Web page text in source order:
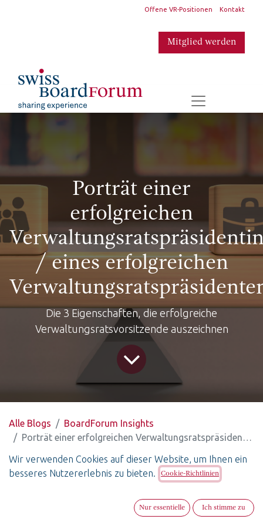
Offene VR-Positionen Kontakt
Mitglied werden
Porträt einer
erfolgreichen
/ eines erfolgreichen
Die 3 Eigenschaften, die erfolgreiche
Verwaltungsratsvorsitzende auszeichnen
Alle Blogs
BoardForum Insights
Porträt einer erfolgreichen Verwaltungsratspräsidentin / eines erfolgreichen Verwaltungsratspräsidenten
Was eine herausragende Präsidentin
/ Präsidenten wirklich ausmacht, ist
nicht der Titel, sondern die Haltung
Man bewundert die Ruhe, ihre natürliche Autorität
Wir verwenden Cookies auf dieser Website, um Ihnen ein
besseres Nutzererlebnis zu bieten.
Cookie-Richtlinien
Nur essentielle Ich stimme zu